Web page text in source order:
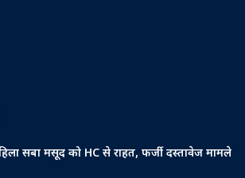
सबा मसूद को HC से राहत, फर्जी दस्तावेज मामले